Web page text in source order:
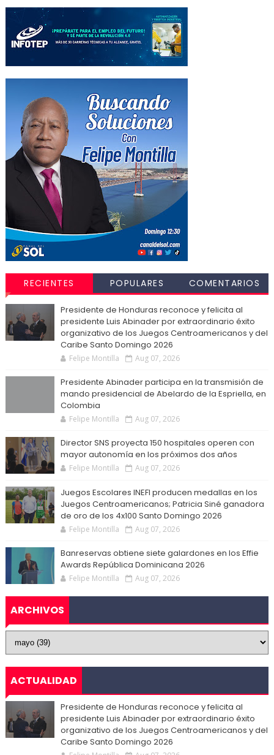
RECIENTES POPULARES COMENTARIOS
Presidente de Honduras reconoce y felicita al
presidente Luis Abinader por extraordinario éxito
organizativo de los Juegos Centroamericanos y del
Caribe Santo Domingo 2026
Felipe Montilla Aug 07, 2026
Presidente Abinader participa en la transmisión de
mando presidencial de Abelardo de la Espriella, en
Colombia
Felipe Montilla Aug 07, 2026
Director SNS proyecta 150 hospitales operen con
mayor autonomía en los próximos dos años
Felipe Montilla Aug 07, 2026
Juegos Escolares INEFI producen medallas en los
Juegos Centroamericanos; Patricia Siné ganadora
de oro de los 4x100 Santo Domingo 2026
Felipe Montilla Aug 07, 2026
Banreservas obtiene siete galardones en los Effie
Awards República Dominicana 2026
Felipe Montilla Aug 07, 2026
ARCHIVOS
ACTUALIDAD
Presidente de Honduras reconoce y felicita al
presidente Luis Abinader por extraordinario éxito
organizativo de los Juegos Centroamericanos y del
Caribe Santo Domingo 2026